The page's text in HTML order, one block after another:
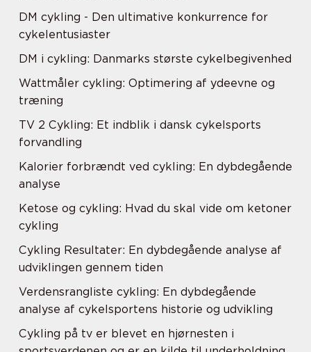
DM cykling - Den ultimative konkurrence for
cykelentusiaster
DM i cykling: Danmarks største cykelbegivenhed
Wattmåler cykling: Optimering af ydeevne og
træning
TV 2 Cykling: Et indblik i dansk cykelsports
forvandling
Kalorier forbrændt ved cykling: En dybdegående
analyse
Ketose og cykling: Hvad du skal vide om ketoner
cykling
Cykling Resultater: En dybdegående analyse af
udviklingen gennem tiden
Verdensrangliste cykling: En dybdegående
analyse af cykelsportens historie og udvikling
Cykling på tv er blevet en hjørnesten i